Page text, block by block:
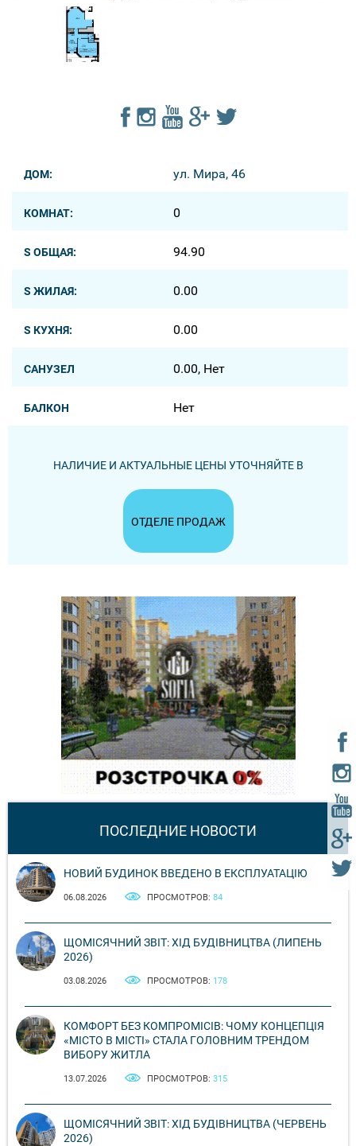
ДОМ: ул. Мира, 46
КОМНАТ: 0
S ОБЩАЯ: 94.90
S ЖИЛАЯ: 0.00
S КУХНЯ: 0.00
САНУЗЕЛ 0.00, Нет
БАЛКОН Нет
НАЛИЧИЕ И АКТУАЛЬНЫЕ ЦЕНЫ УТОЧНЯЙТЕ В
ОТДЕЛЕ ПРОДАЖ
ПОСЛЕДНИЕ НОВОСТИ
НОВИЙ БУДИНОК ВВЕДЕНО В ЕКСПЛУАТАЦІЮ
06.08.2026 ПРОСМОТРОВ: 84
ЩОМІСЯЧНИЙ ЗВІТ: ХІД БУДІВНИЦТВА (ЛИПЕНЬ
2026)
03.08.2026 ПРОСМОТРОВ: 178
КОМФОРТ БЕЗ КОМПРОМІСІВ: ЧОМУ КОНЦЕПЦІЯ
«МІСТО В МІСТІ» СТАЛА ГОЛОВНИМ ТРЕНДОМ
ВИБОРУ ЖИТЛА
13.07.2026 ПРОСМОТРОВ: 315
ЩОМІСЯЧНИЙ ЗВІТ: ХІД БУДІВНИЦТВА (ЧЕРВЕНЬ
2026)